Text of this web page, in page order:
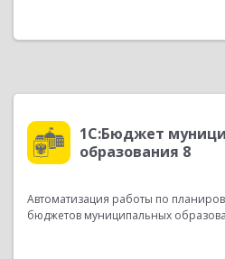
1С:Бюджет
образования 8
Автоматизация работы по
бюджетов муниципальных